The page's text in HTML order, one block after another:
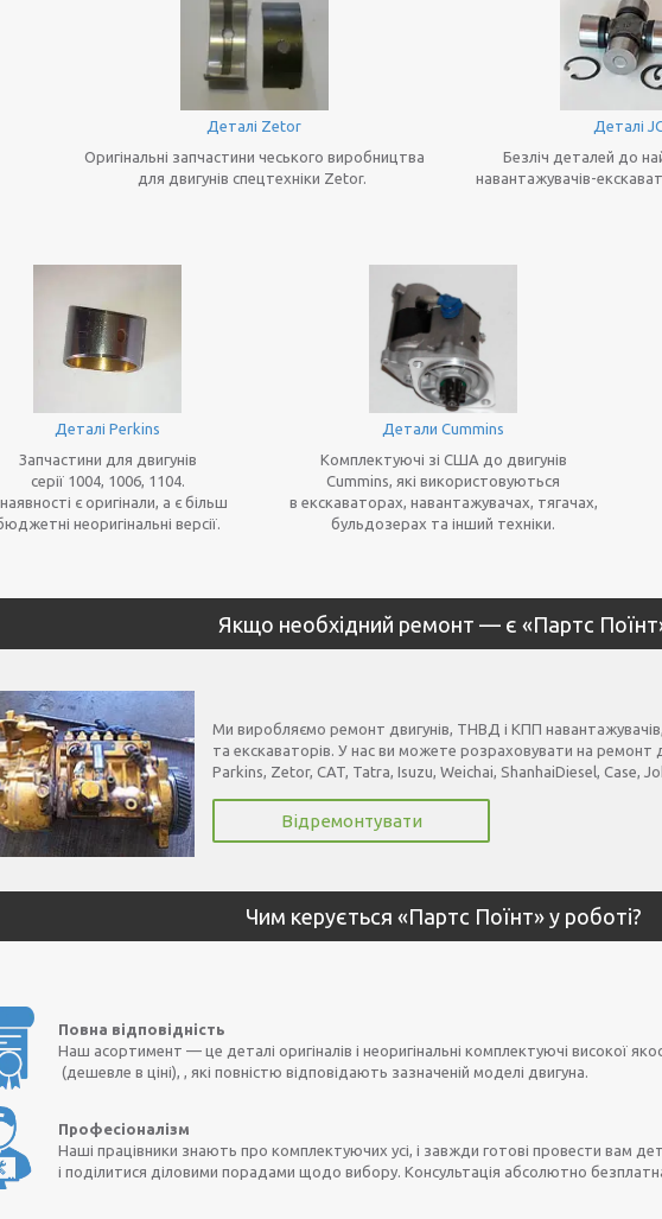
Деталі Zetor
Деталі
Оригінальні запчастини чеського виробництва
для двигунів спецтехніки Zetor.
Безліч деталей до
навантажувачів-
Деталі Perkins Детали Cummins
Запчастини для двигунів
серії 1004, 1006, 1104.
є оригінали, а є більш
неоригінальні версії.
Комплектуючі зі США до двигунів
Cummins, які використовуються
в екскаваторах, навантажувачах, тягачах,
бульдозерах та інший техніки.
Якщо необхідний ремонт — є «Партс
Ми виробляємо ремонт двигунів, ТНВД і КПП
та екскаваторів. У нас ви можете розраховувати на ремонт
Parkins, Zetor, CAT, Tatra, Isuzu, Weichai, ShanhaiDiesel, Case,
Відремонтувати
Чим керується «Партс Поїнт» у роботі?
Повна відповідність
Наш асортимент — це деталі оригіналів і неоригінальні комплектуючі високої
(дешевле в ціні), , які повністю відповідають зазначеній моделі двигуна.
Професіоналізм
Наші працівники знають про комплектуючих усі, і завжди готові провести вам
і поділитися діловими порадами щодо вибору. Консультація абсолютно